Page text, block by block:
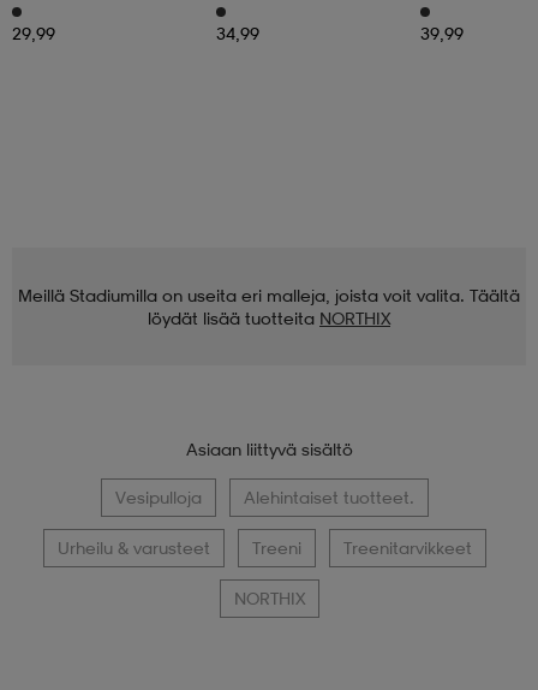
29,99 34,99 39,99
Meillä Stadiumilla on useita eri malleja, joista voit valita. Täältä
löydät lisää tuotteita NORTHIX
Asiaan liittyvä sisältö
Vesipulloja Alehintaiset tuotteet.
Urheilu & varusteet Treeni Treenitarvikkeet
NORTHIX